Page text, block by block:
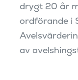
drygt 20 år
ordförande i
av